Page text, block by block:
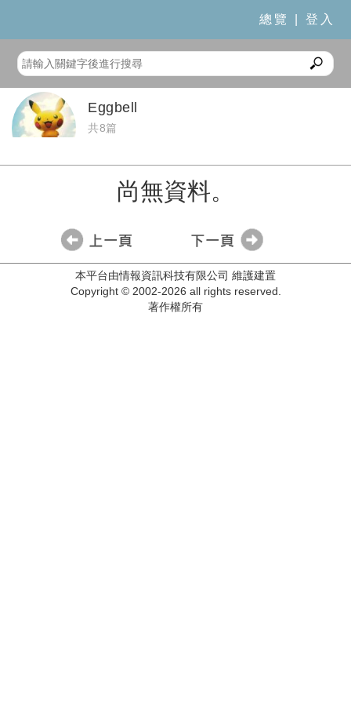
總覽 登入
Eggbell
共8篇
尚無資料。
本平台由情報資訊科技有限公司 維護建置
Copyright © 2002-2026 all rights reserved.
著作權所有